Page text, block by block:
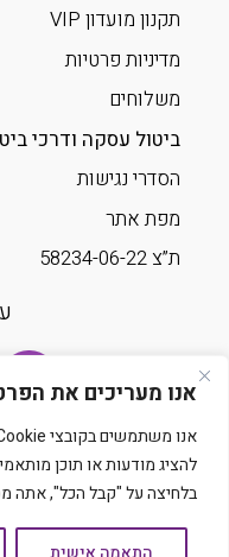
אנו מעריכים את
להציג מודעות או תוכן
בלחיצה על "קבל הכל", אתה
תקנון מועדון VIP
מדיניות פרטיות
משלוחים
ביטול עסקה ודרכי
הסדרי נגישות
מפת אתר
ת”צ 58234-06-22
LTD